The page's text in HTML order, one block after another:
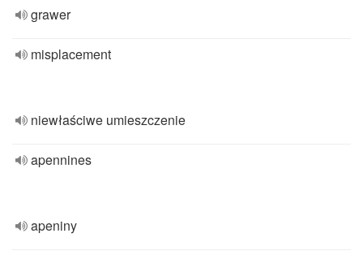
grawer
misplacement
niewłaściwe umieszczenie
apennines
apeniny